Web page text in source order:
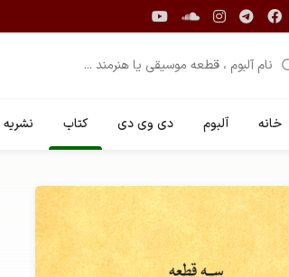
خانه آلبوم دی وی دی کتاب نشریه